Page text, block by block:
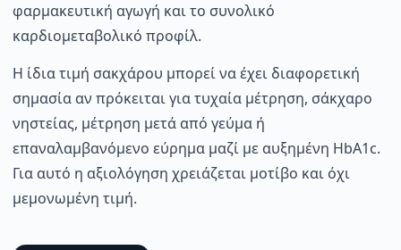
φαρμακευτική αγωγή και το συνολικό
καρδιομεταβολικό προφίλ.
Η ίδια τιμή σακχάρου μπορεί να έχει διαφορετική
σημασία αν πρόκειται για τυχαία μέτρηση, σάκχαρο
νηστείας, μέτρηση μετά από γεύμα ή
επαναλαμβανόμενο εύρημα μαζί με αυξημένη HbA1c.
Για αυτό η αξιολόγηση χρειάζεται μοτίβο και όχι
μεμονωμένη τιμή.